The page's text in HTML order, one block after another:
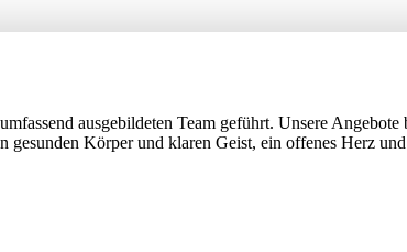
ausgebildeten Team geführt. Unsere
gesunden Körper und klaren Geist, ein offenes Herz